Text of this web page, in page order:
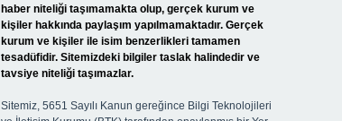
haber niteliği taşımamakta olup, gerçek kurum ve
kişiler hakkında paylaşım yapılmamaktadır. Gerçek
kurum ve kişiler ile isim benzerlikleri tamamen
tesadüfidir. Sitemizdeki bilgiler taslak halindedir ve
tavsiye niteliği taşımazlar.
Sitemiz, 5651 Sayılı Kanun gereğince Bilgi Teknolojileri